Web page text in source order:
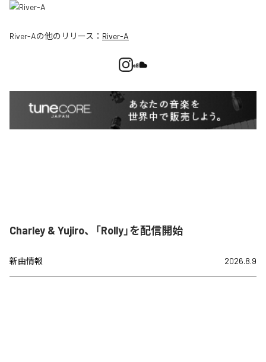
River-Aの他のリリース： River-A
Charley & Yujiro、「Rolly」を配信開始
新曲情報 2026.8.9